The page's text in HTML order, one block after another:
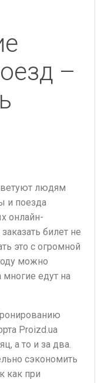
–
людям
и поезда
онлайн-
билет не
это с огромной
можно
многие едут на
Proizd.ua
а то и за два.
сэкономить
как при